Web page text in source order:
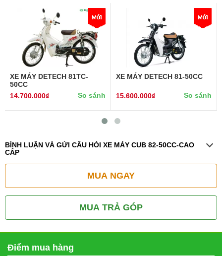
XE MÁY DETECH 81TC-
50CC
14.700.000₫
So sánh
XE MÁY DETECH 81-50CC
15.600.000₫ So sánh
BÌNH LUẬN VÀ GỬI CÂU HỎI XE MÁY CUB 82-50CC-CAO
CẤP
MUA NGAY
MUA TRẢ GÓP
Điểm mua hàng